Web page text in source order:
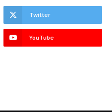
Twitter
YouTube